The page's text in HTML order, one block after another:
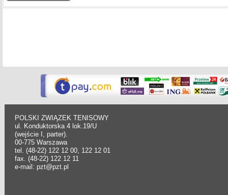
POLSKI ZWIĄZEK TENISOWY
ul. Konduktorska 4 lok.19/U
(wejście I, parter).
00-775 Warszawa
tel. (48-22) 122 12 00, 122 12 01
fax. (48-22) 122 12 11
e-mail: pzt@pzt.pl